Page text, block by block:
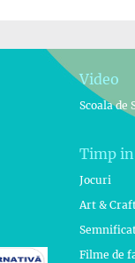
Video
Scoala de
Timp
Jocuri
Art &
Filme de